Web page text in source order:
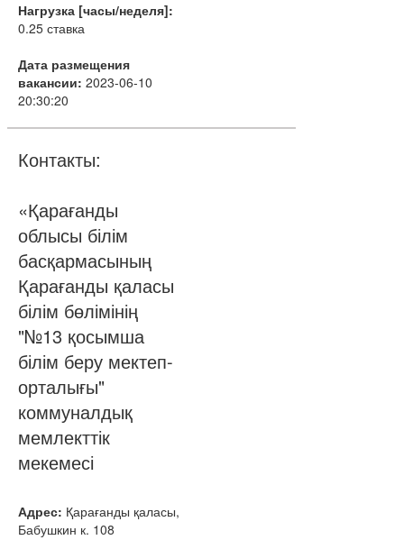
Нагрузка [часы/неделя]:
0.25 ставка
Дата размещения
вакансии: 2023-06-10
20:30:20
Контакты:
«Қарағанды
облысы білім
басқармасының
Қарағанды қаласы
білім бөлімінің
"№13 қосымша
білім беру мектеп-
орталығы"
коммуналдық
мемлекттік
мекемесі
Адрес: Қарағанды қаласы,
Бабушкин к. 108